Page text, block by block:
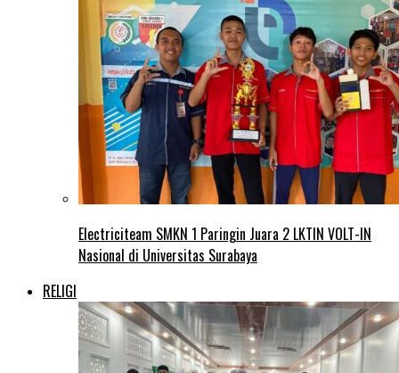
Electriciteam SMKN 1 Paringin Juara 2 LKTIN VOLT-IN
Nasional di Universitas Surabaya
RELIGI